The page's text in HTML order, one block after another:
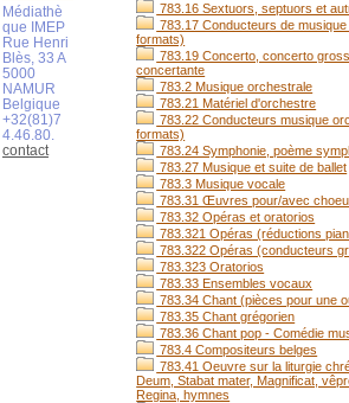
783.16 Sextuors, septuors et
783.17 Conducteurs de
formats)
783.19 Concerto, concerto
concertante
783.2 Musique orchestrale
783.21 Matériel d'orchestre
783.22 Conducteurs musique
formats)
783.24 Symphonie, poème
783.27 Musique et suite de ballet
783.3 Musique vocale
783.31 Œuvres pour/avec
783.32 Opéras et oratorios
783.321 Opéras (réductions
783.322 Opéras (conducteurs
783.323 Oratorios
783.33 Ensembles vocaux
783.34 Chant (pièces pour une
783.35 Chant grégorien
783.36 Chant pop - Comédie
783.4 Compositeurs belges
783.41 Oeuvre sur la liturgie
Deum, Stabat mater, Magnificat,
Regina, hymnes
Médiathè
que IMEP
Rue Henri
Blès, 33 A
5000
NAMUR
Belgique
+32(81)7
4.46.80.
contact